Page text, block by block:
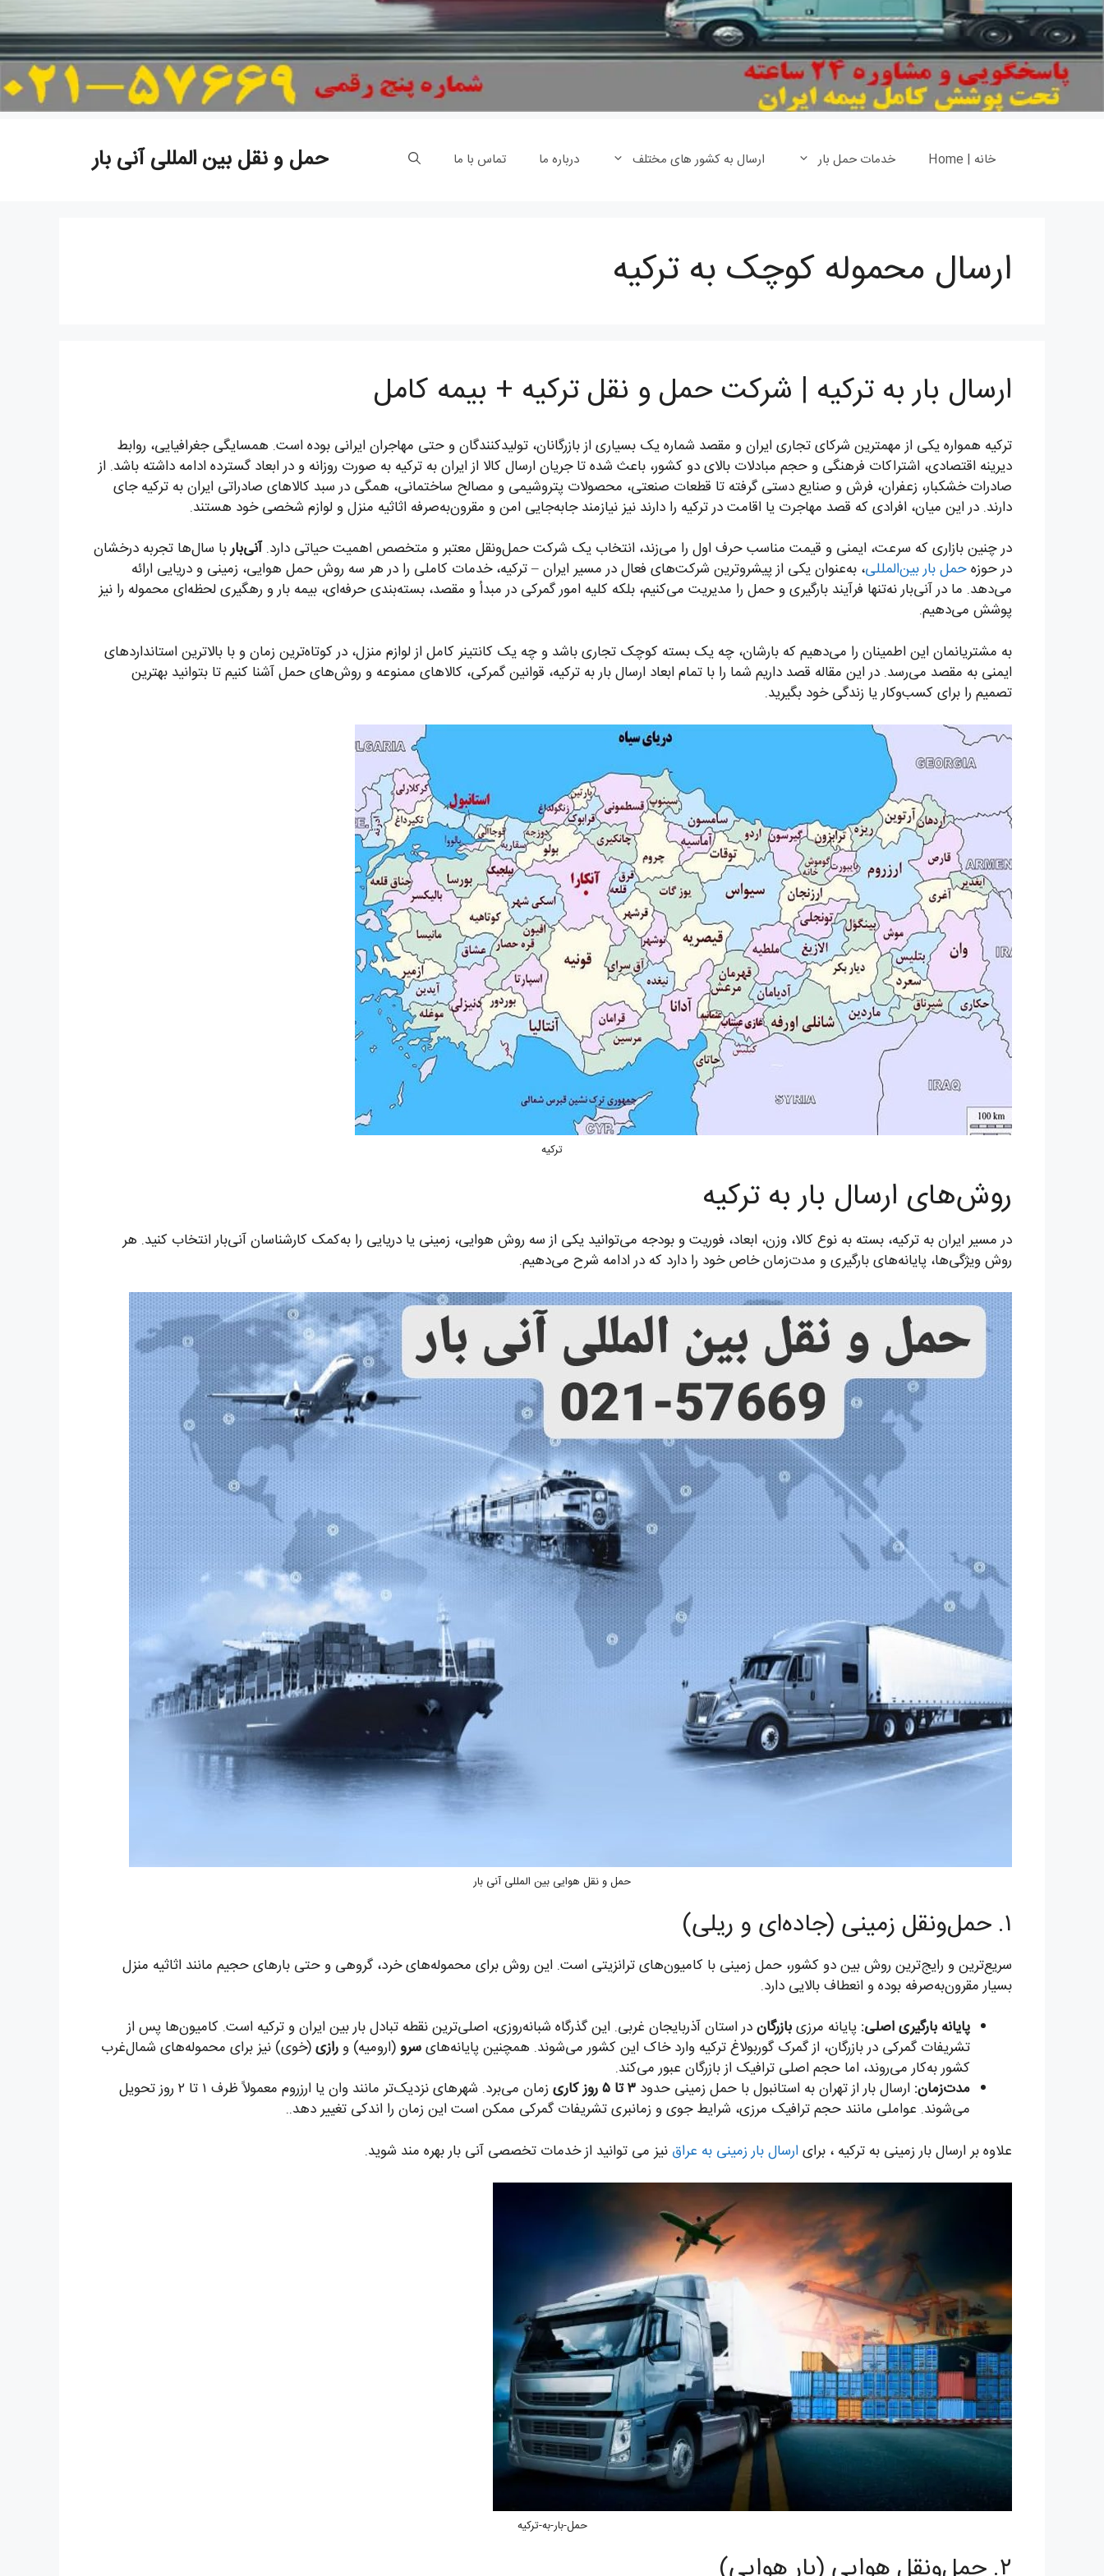
حمل و نقل بین المللی آنی بار خانه | Home خدمات حمل بار ارسال به کشور های مختلف درباره ما تماس با ما
ارسال محموله کوچک به ترکیه
ارسال بار به ترکیه | شرکت حمل و نقل ترکیه + بیمه کامل
ترکیه همواره یکی از مهمترین شرکای تجاری ایران و مقصد شماره یک بسیاری از بازرگانان، تولیدکنندگان و حتی مهاجران ایرانی بوده است. همسایگی جغرافیایی، روابط
دیرینه اقتصادی، اشتراکات فرهنگی و حجم مبادلات بالای دو کشور، باعث شده تا جریان ارسال کالا از ایران به ترکیه به صورت روزانه و در ابعاد گسترده ادامه داشته باشد. از
صادرات خشکبار، زعفران، فرش و صنایع دستی گرفته تا قطعات صنعتی، محصولات پتروشیمی و مصالح ساختمانی، همگی در سبد کالاهای صادراتی ایران به ترکیه جای
دارند. در این میان، افرادی که قصد مهاجرت یا اقامت در ترکیه را دارند نیز نیازمند جابه‌جایی امن و مقرون‌به‌صرفه اثاثیه منزل و لوازم شخصی خود هستند.
در چنین بازاری که سرعت، ایمنی و قیمت مناسب حرف اول را می‌زند، انتخاب یک شرکت حمل‌ونقل معتبر و متخصص اهمیت حیاتی دارد.آنی‌باربا سال‌ها تجربه درخشان
در حوزهحمل بار بین‌المللی، به‌عنوان یکی از پیشروترین شرکت‌های فعال در مسیر ایران – ترکیه، خدمات کاملی را در هر سه روش حمل هوایی، زمینی و دریایی ارائه
می‌دهد. ما در آنی‌بار نه‌تنها فرآیند بارگیری و حمل را مدیریت می‌کنیم، بلکه کلیه امور گمرکی در مبدأ و مقصد، بسته‌بندی حرفه‌ای، بیمه بار و رهگیری لحظه‌ای محموله را نیز
پوشش می‌دهیم.
به مشتریانمان این اطمینان را می‌دهیم که بارشان، چه یک بسته کوچک تجاری باشد و چه یک کانتینر کامل از لوازم منزل، در کوتاه‌ترین زمان و با بالاترین استانداردهای
ایمنی به مقصد می‌رسد. در این مقاله قصد داریم شما را با تمام ابعاد ارسال بار به ترکیه، قوانین گمرکی، کالاهای ممنوعه و روش‌های حمل آشنا کنیم تا بتوانید بهترین
تصمیم را برای کسب‌وکار یا زندگی خود بگیرید.
ترکیه
روش‌های ارسال بار به ترکیه
در مسیر ایران به ترکیه، بسته به نوع کالا، وزن، ابعاد، فوریت و بودجه می‌توانید یکی از سه روش هوایی، زمینی یا دریایی را به‌کمک کارشناسان آنی‌بار انتخاب کنید. هر
روش ویژگی‌ها، پایانه‌های بارگیری و مدت‌زمان خاص خود را دارد که در ادامه شرح می‌دهیم.
حمل و نقل هوایی بین المللی آنی بار
۱. حمل‌ونقل زمینی (جاده‌ای و ریلی)
سریع‌ترین و رایج‌ترین روش بین دو کشور، حمل زمینی با کامیون‌های ترانزیتی است. این روش برای محموله‌های خرد، گروهی و حتی بارهای حجیم مانند اثاثیه منزل
بسیار مقرون‌به‌صرفه بوده و انعطاف بالایی دارد.
پایانه بارگیری اصلی: پایانه مرزیبازرگاندر استان آذربایجان غربی. این گذرگاه شبانه‌روزی، اصلی‌ترین نقطه تبادل بار بین ایران و ترکیه است. کامیون‌ها پس از
تشریفات گمرکی در بازرگان، از گمرک گوربولاغ ترکیه وارد خاک این کشور می‌شوند. همچنین پایانه‌هایسرو(ارومیه) ورازی(خوی) نیز برای محموله‌های شمال‌غرب
کشور به‌کار می‌روند، اما حجم اصلی ترافیک از بازرگان عبور می‌کند.
مدت‌زمان: ارسال بار از تهران به استانبول با حمل زمینی حدود ۳ تا ۵ روز کاری
زمان می‌برد. شهرهای نزدیک‌تر مانند وان یا ارزروم معمولاً ظرف ۱ تا ۲ روز تحویل
می‌شوند. عواملی مانند حجم ترافیک مرزی، شرایط جوی و زمانبری تشریفات گمرکی ممکن است این زمان را اندکی تغییر دهد..
علاوه بر ارسال بار زمینی به ترکیه ، برایارسال بار زمینی به عراق نیز می توانید از خدمات تخصصی آنی بار بهره مند شوید.
حمل-بار-به-ترکیه